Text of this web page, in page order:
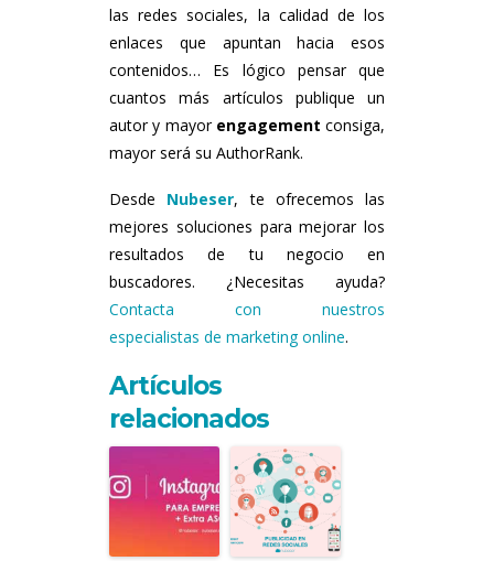
las redes sociales, la calidad de los
enlaces que apuntan hacia esos
contenidos… Es lógico pensar que
cuantos más artículos publique un
autor y mayor engagement consiga,
mayor será su AuthorRank.
Desde Nubeser, te ofrecemos las
mejores soluciones para mejorar los
resultados de tu negocio en
buscadores. ¿Necesitas ayuda?
Contacta con nuestros
especialistas de marketing online.
Artículos
relacionados